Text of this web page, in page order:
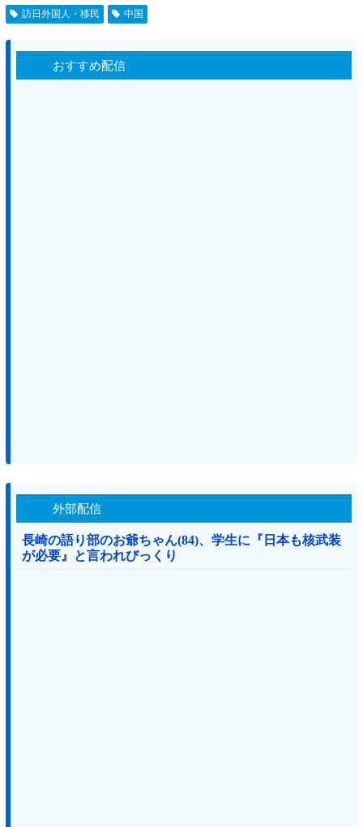
訪日外国人・移民 中国
おすすめ配信
外部配信
長崎の語り部のお爺ちゃん(84)、学生に『日本も核武装
が必要』と言われびっくり